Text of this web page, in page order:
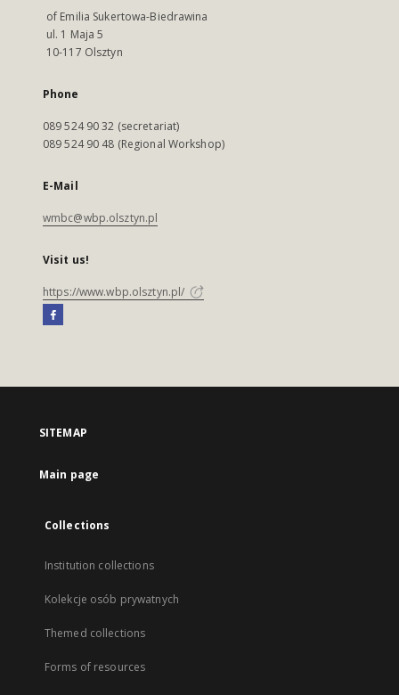
of Emilia Sukertowa-Biedrawina
ul. 1 Maja 5
10-117 Olsztyn
Phone
089 524 90 32 (secretariat)
089 524 90 48 (Regional Workshop)
E-Mail
wmbc@wbp.olsztyn.pl
Visit us!
https://www.wbp.olsztyn.pl/
SITEMAP
Main page
Collections
Institution collections
Kolekcje osób prywatnych
Themed collections
Forms of resources